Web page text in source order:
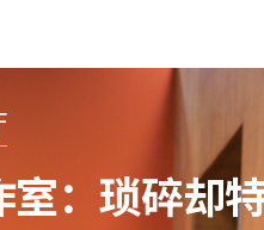
：琐碎却